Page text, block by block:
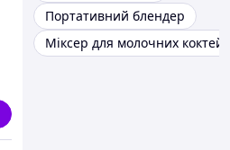
Портативний блендер
Міксер для молочних